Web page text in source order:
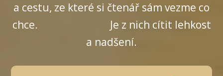
a cestu, ze které si čtenář sám vezme co
chce. Je z nich cítit lehkost
a nadšení.